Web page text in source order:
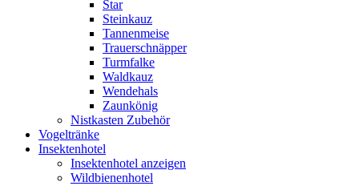
Star
Steinkauz
Tannenmeise
Trauerschnäpper
Turmfalke
Waldkauz
Wendehals
Zaunkönig
Nistkasten Zubehör
Vogeltränke
Insektenhotel
Insektenhotel anzeigen
Wildbienenhotel